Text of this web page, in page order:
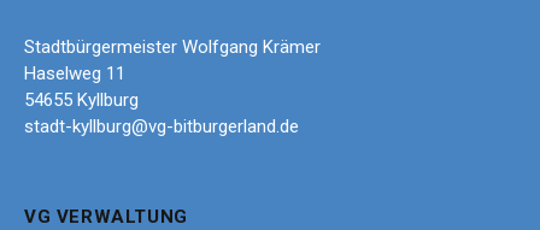
Stadtbürgermeister Wolfgang Krämer
Haselweg 11
54655 Kyllburg
stadt-kyllburg@vg-bitburgerland.de
VG VERWALTUNG